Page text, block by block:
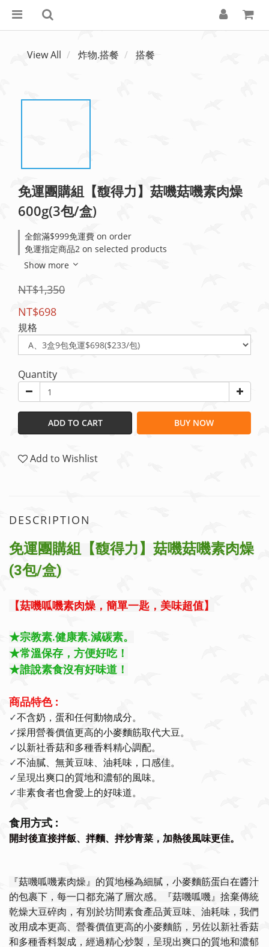
View All 炸物.搭餐 搭餐
免運團購組【馥得力】菇嘰菇嘰素肉燥
600g(3包/盒)
全館滿$999免運費 on order
免運指定商品2 on selected products
Show more
NT$1,350
NT$698
規格
Quantity
ADD TO CART BUY NOW
Add to Wishlist
DESCRIPTION
免運團購組【馥得力 】菇嘰菇嘰素肉燥
(3包/盒)
【菇嘰呱嘰素肉燥，簡單一匙，美味超值】
★宗教素.健康素.減碳素。
★常溫保存，方便好吃 ！
★誰說素食沒有好味道！
商品特色 :
✓不含奶，蛋和任何動物成分。
✓採用營養價值更高的小麥麵筋取代大豆。
✓以新社香菇和多種香料精心調配。
✓不油膩、無黃豆味、油耗味，口感佳。
✓呈現出爽口的質地和濃郁的風味。
✓非素食者也會愛上的好味道。
食用方式 :
開封後直接拌飯、拌麵、拌炒青菜，加熱後風味更佳。
『菇嘰呱嘰素肉燥』的質地極為細膩，小麥麵筋蛋白在醬汁
的包裹下，每一口都充滿了層次感。『菇嘰呱嘰』捨棄傳統
乾燥大豆碎肉，有別於坊間素食產品黃豆味、油耗味，我們
改用成本更高、營養價值更高的小麥麵筋，另佐以新社香菇
和多種香料製成，經過精心炒製，呈現出爽口的質地和濃郁